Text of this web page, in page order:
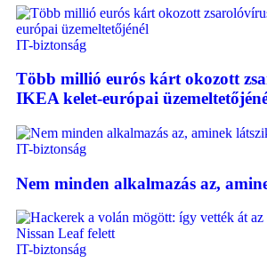
IT-biztonság
Több millió eurós kárt okozott
IKEA kelet-európai
IT-biztonság
Nem minden alkalmazás az,
IT-biztonság